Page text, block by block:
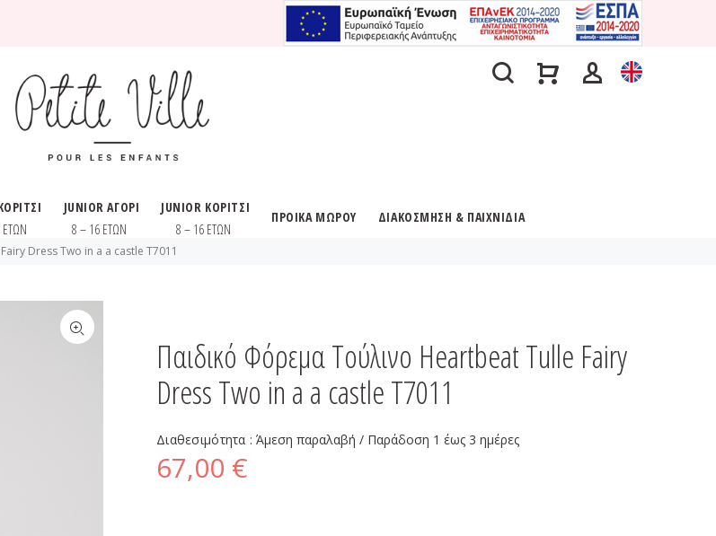
ΕΤΩΝ
JUNIOR ΑΓΟΡΙ
8 – 16 ΕΤΩΝ
JUNIOR ΚΟΡΙΤΣΙ
8 – 16 ΕΤΩΝ
ΠΡΟΙΚΑ ΜΩΡΟΥ ΔΙΑΚΟΣΜΗΣΗ & ΠΑΙΧΝΙΔΙΑ
Dress Two in a a castle T7011
Παιδικό Φόρεμα Τούλινο Heartbeat Tulle Fairy
Dress Two in a a castle T7011
Διαθεσιμότητα :Άμεση παραλαβή / Παράδoση 1 έως 3 ημέρες
67,00 €